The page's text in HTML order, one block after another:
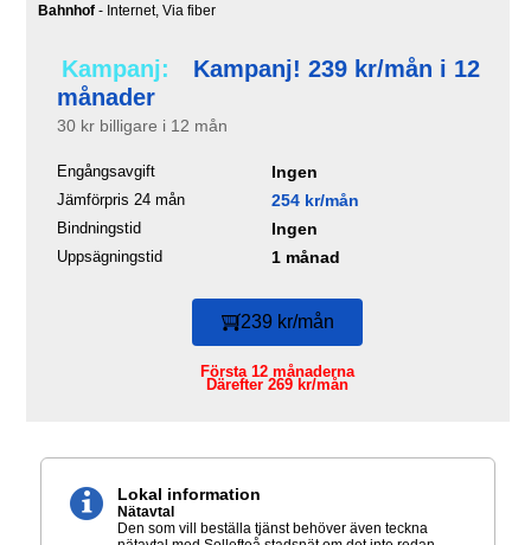
Bahnhof - Internet, Via fiber
Kampanj:
Kampanj! 239 kr/mån i 12
månader
30 kr billigare i 12 mån
Engångsavgift Ingen
Jämförpris 24 mån 254 kr/mån
Bindningstid Ingen
Uppsägningstid 1 månad
239 kr/mån
Första 12 månaderna
Därefter 269 kr/mån
Lokal information
Nätavtal
Den som vill beställa tjänst behöver även teckna